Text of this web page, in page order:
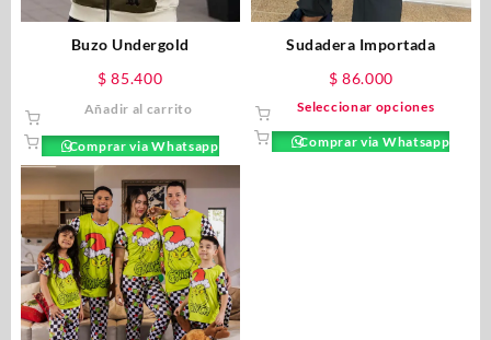
Buzo Undergold
$ 85.400
Añadir al carrito
Comprar via Whatsapp
Sudadera Importada
$ 86.000
Seleccionar opciones
Comprar via Whatsapp